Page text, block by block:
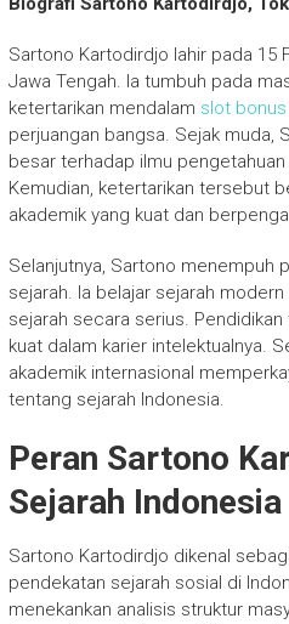
Sartono Kartodirdjo lahir pada 15
Jawa Tengah. Ia tumbuh pada
ketertarikan mendalam slot
perjuangan bangsa. Sejak muda,
besar terhadap ilmu
Kemudian, ketertarikan tersebut
akademik yang kuat dan
Selanjutnya, Sartono menempuh
sejarah. Ia belajar sejarah
sejarah secara serius.
kuat dalam karier intelektualnya.
akademik internasional
tentang sejarah Indonesia.
Peran Sartono
Sejarah Indonesia
Sartono Kartodirdjo dikenal
pendekatan sejarah sosial di
menekankan analisis struktur